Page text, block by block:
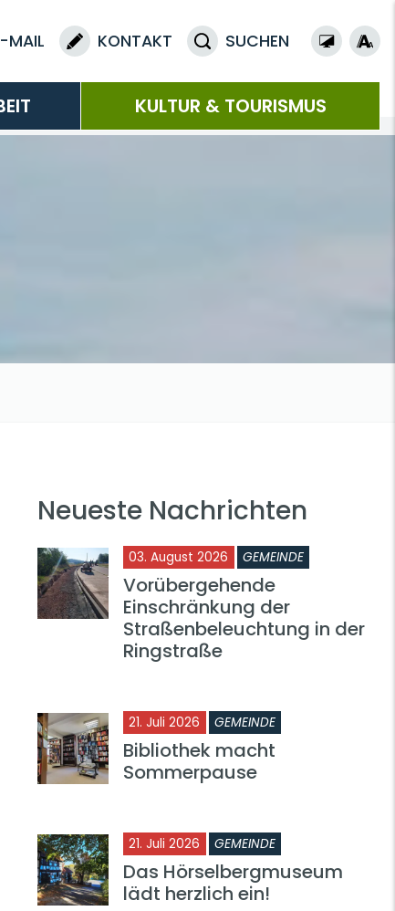
MAIL KONTAKT SUCHEN
KULTUR & TOURISMUS
Neueste Nachrichten
03. August 2026 GEMEINDE
Vorübergehende
Einschränkung der
Straßenbeleuchtung in der
Ringstraße
21. Juli 2026 GEMEINDE
Bibliothek macht
Sommerpause
21. Juli 2026 GEMEINDE
Das Hörselbergmuseum
lädt herzlich ein!